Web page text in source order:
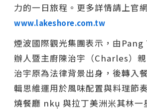
力的一日旅程。更多詳情請上官網
www.lakeshore.com.tw
煙波國際觀光集團表示，由Pang
辦人暨主廚陳治宇（Charles）
治宇原為法律背景出身，後轉入
輯思維運用於風味配置與料理節
燒餐廳 nkụ 與拉丁美洲米其林一